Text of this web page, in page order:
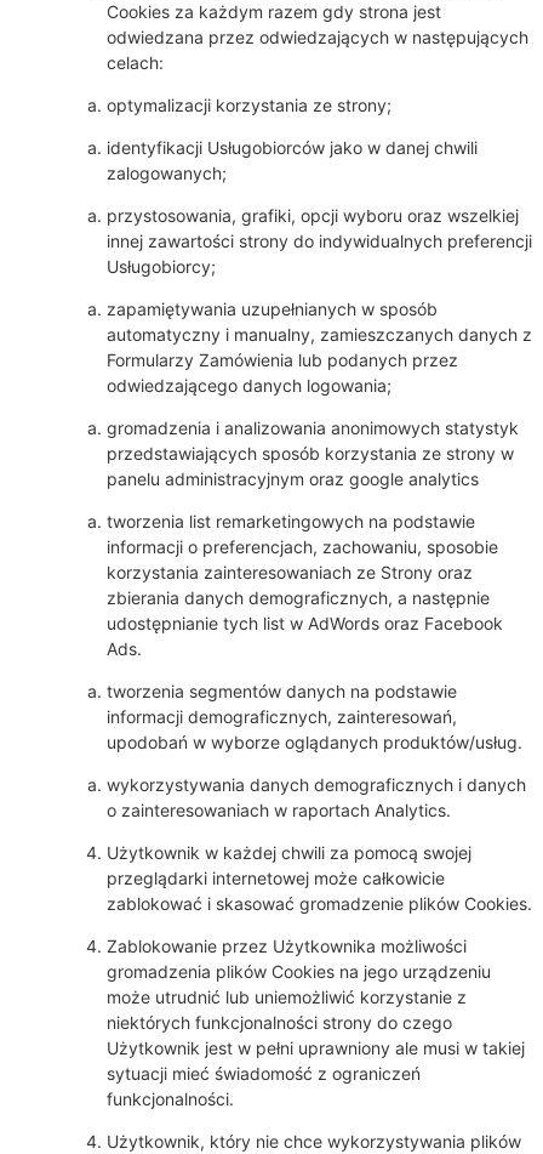
Cookies za każdym razem gdy strona jest
odwiedzana przez odwiedzających w następujących
celach:
optymalizacji korzystania ze strony;
identyfikacji Usługobiorców jako w danej chwili
zalogowanych;
przystosowania, grafiki, opcji wyboru oraz wszelkiej
innej zawartości strony do indywidualnych preferencji
Usługobiorcy;
zapamiętywania uzupełnianych w sposób
automatyczny i manualny, zamieszczanych danych z
Formularzy Zamówienia lub podanych przez
odwiedzającego danych logowania;
gromadzenia i analizowania anonimowych statystyk
przedstawiających sposób korzystania ze strony w
panelu administracyjnym oraz google analytics
tworzenia list remarketingowych na podstawie
informacji o preferencjach, zachowaniu, sposobie
korzystania zainteresowaniach ze Strony oraz
zbierania danych demograficznych, a następnie
udostępnianie tych list w AdWords oraz Facebook
Ads.
tworzenia segmentów danych na podstawie
informacji demograficznych, zainteresowań,
upodobań w wyborze oglądanych produktów/usług.
wykorzystywania danych demograficznych i danych
o zainteresowaniach w raportach Analytics.
Użytkownik w każdej chwili za pomocą swojej
przeglądarki internetowej może całkowicie
zablokować i skasować gromadzenie plików Cookies.
Zablokowanie przez Użytkownika możliwości
gromadzenia plików Cookies na jego urządzeniu
może utrudnić lub uniemożliwić korzystanie z
niektórych funkcjonalności strony do czego
Użytkownik jest w pełni uprawniony ale musi w takiej
sytuacji mieć świadomość z ograniczeń
funkcjonalności.
Użytkownik, który nie chce wykorzystywania plików